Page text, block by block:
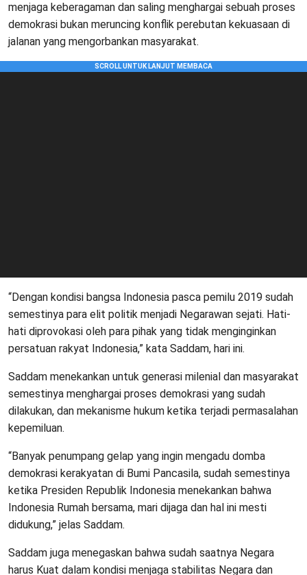
menjaga keberagaman dan saling menghargai sebuah proses
demokrasi bukan meruncing konflik perebutan kekuasaan di
jalanan yang mengorbankan masyarakat.
“Dengan kondisi bangsa Indonesia pasca pemilu 2019 sudah
semestinya para elit politik menjadi Negarawan sejati. Hati-
hati diprovokasi oleh para pihak yang tidak menginginkan
persatuan rakyat Indonesia,” kata Saddam, hari ini.
Saddam menekankan untuk generasi milenial dan masyarakat
semestinya menghargai proses demokrasi yang sudah
dilakukan, dan mekanisme hukum ketika terjadi permasalahan
kepemiluan.
“Banyak penumpang gelap yang ingin mengadu domba
demokrasi kerakyatan di Bumi Pancasila, sudah semestinya
ketika Presiden Republik Indonesia menekankan bahwa
Indonesia Rumah bersama, mari dijaga dan hal ini mesti
didukung,” jelas Saddam.
Saddam juga menegaskan bahwa sudah saatnya Negara
harus Kuat dalam kondisi menjaga stabilitas Negara dan